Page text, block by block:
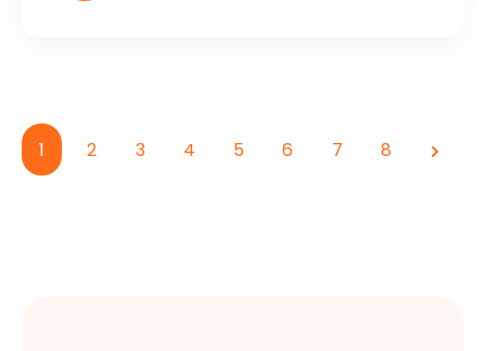
1 2 3 4 5 6 7 8
次へ